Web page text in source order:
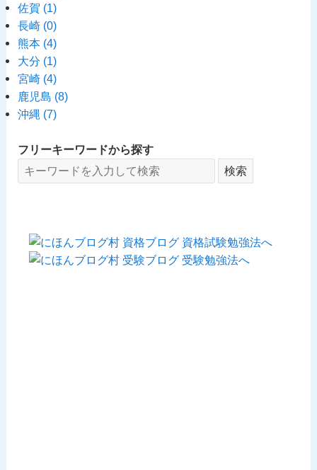
佐賀 (1)
長崎 (0)
熊本 (4)
大分 (1)
宮崎 (4)
鹿児島 (8)
沖縄 (7)
フリーキーワードから探す